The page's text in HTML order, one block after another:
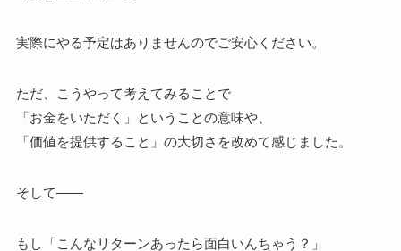
実際にやる予定はありませんのでご安心ください。
ただ、こうやって考えてみることで
「お金をいただく」ということの意味や、
「価値を提供すること」の大切さを改めて感じました。
そして——
もし「こんなリターンあったら面白いんちゃう？」